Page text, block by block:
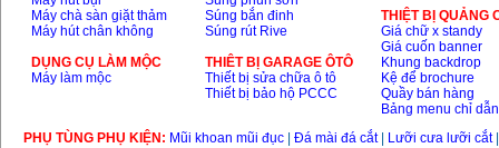
Máy chà sàn giặt thảm
Máy hút chân không
DỤNG CỤ LÀM MỘC
Máy làm mộc
Súng bắn đinh
Súng rút Rive
THIÊT BỊ GARAGE ÔTÔ
Thiết bị sửa chữa ô tô
Thiết bị bảo hộ PCCC
THIỆT BỊ QUẢNG
Giá chữ x standy
Giá cuốn banner
Khung backdrop
Kệ để brochure
Quầy bán hàng
Bảng menu chỉ dẫn
PHỤ TÙNG PHỤ KIỆN: Mũi khoan mũi đục Đá mài đá cắt| Lưỡi cưa lưỡi cắt